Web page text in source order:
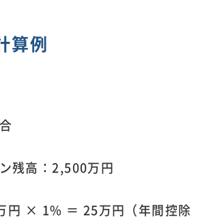
算例
残高：2,500万円
円 × 1% ＝ 25万円（年間控除